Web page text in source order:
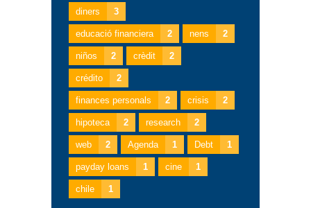
diners 3
educació financiera 2 nens 2
niños 2 crèdit 2
crédito 2
finances personals 2 crisis 2
hipoteca 2 research 2
web 2 Agenda 1 Debt 1
payday loans 1 cine 1
chile 1